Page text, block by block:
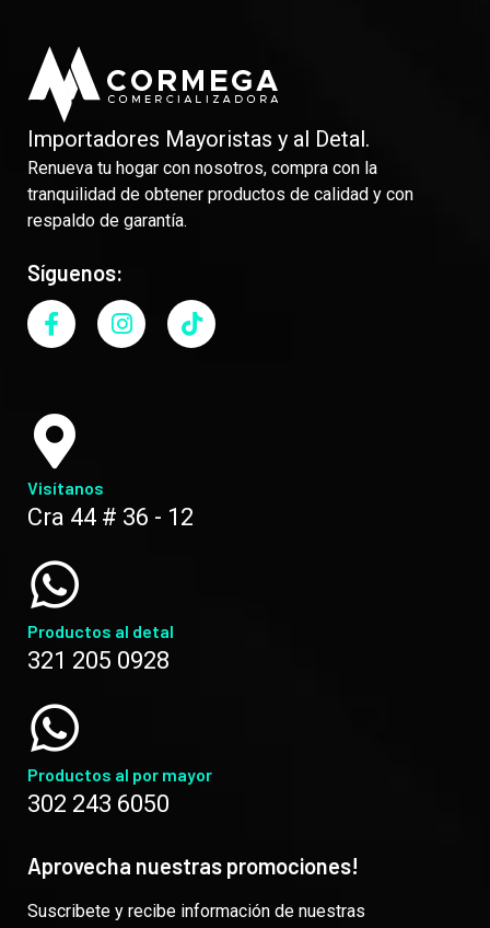
Importadores Mayoristas y al Detal.
Renueva tu hogar con nosotros, compra con la
tranquilidad de obtener productos de calidad y con
respaldo de garantía.
Síguenos:
Visítanos
Cra 44 # 36 - 12
Productos al detal
321 205 0928
Productos al por mayor
302 243 6050
Aprovecha nuestras promociones!
Suscribete y recibe información de nuestras